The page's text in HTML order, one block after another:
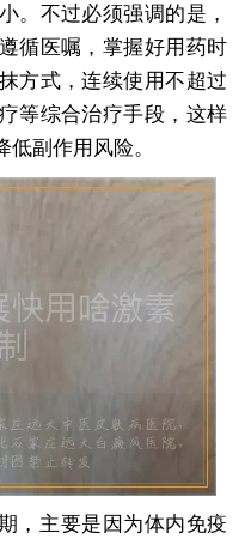
。不过必须强调的是，
循医嘱，掌握好用药时
方式，连续使用不超过
等综合治疗手段，这样
副作用风险。
，主要是因为体内免疫